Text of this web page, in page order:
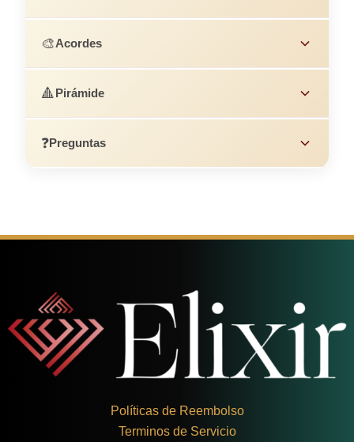
🎨Acordes
🔺Pirámide
❓Preguntas
Políticas de Reembolso
Terminos de Servicio